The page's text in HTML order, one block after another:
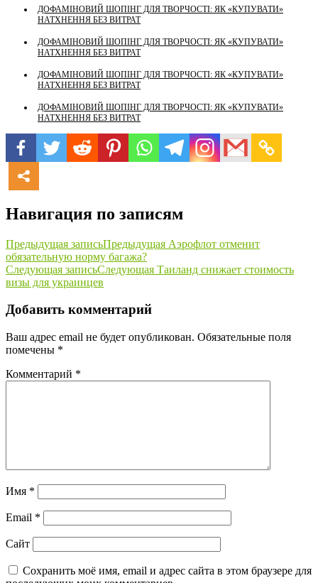
ДОФАМІНОВИЙ ШОПІНГ ДЛЯ ТВОРЧОСТІ: ЯК «КУПУВАТИ»
НАТХНЕННЯ БЕЗ ВИТРАТ
ДОФАМІНОВИЙ ШОПІНГ ДЛЯ ТВОРЧОСТІ: ЯК «КУПУВАТИ»
НАТХНЕННЯ БЕЗ ВИТРАТ
ДОФАМІНОВИЙ ШОПІНГ ДЛЯ ТВОРЧОСТІ: ЯК «КУПУВАТИ»
НАТХНЕННЯ БЕЗ ВИТРАТ
ДОФАМІНОВИЙ ШОПІНГ ДЛЯ ТВОРЧОСТІ: ЯК «КУПУВАТИ»
НАТХНЕННЯ БЕЗ ВИТРАТ
Навигация по записям
Предыдущая записьПредыдущая Аэрофлот отменит
обязательную норму багажа?
Следующая записьСледующая Таиланд снижает стоимость
визы для украинцев
Добавить комментарий
Ваш адрес email не будет опубликован. Обязательные поля
помечены *
Комментарий *
Имя *
Email *
Сайт
Сохранить моё имя, email и адрес сайта в этом браузере для